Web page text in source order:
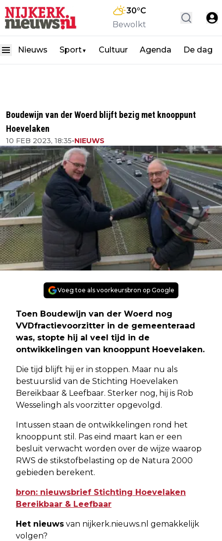
30°C
Bewolkt
Nieuws Sport▼ Cultuur Agenda De dag
Boudewijn van der Woerd blijft bezig met knooppunt
Hoevelaken
10 FEB 2023, 18:35•NIEUWS
Voeg toe als voorkeursbron op Google
Toen Boudewijn van der Woerd nog
VVDfractievoorzitter in de gemeenteraad
was, stopte hij al veel tijd in de
ontwikkelingen van knooppunt Hoevelaken.
Die tijd blijft hij er in stoppen. Maar nu als
bestuurslid van de Stichting Hoevelaken
Bereikbaar & Leefbaar. Sterker nog, hij is Rob
Wesselingh als voorzitter opgevolgd.
Intussen staan de ontwikkelingen rond het
knooppunt stil. Pas eind maart kan er een
besluit verwacht worden over de wijze waarop
RWS de stikstofbelasting op de Natura 2000
gebieden berekent.
bron: nieuwsbrief Stichting Hoevelaken
Bereikbaar & Leefbaar
Het nieuws van nijkerk.nieuws.nl gemakkelijk
volgen?